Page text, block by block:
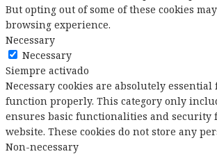
But opting out of some of these cookies
browsing experience.
Necessary
Necessary
Siempre activado
Necessary cookies are absolutely
function properly. This category only
ensures basic functionalities and security
website. These cookies do not store any
Non-necessary